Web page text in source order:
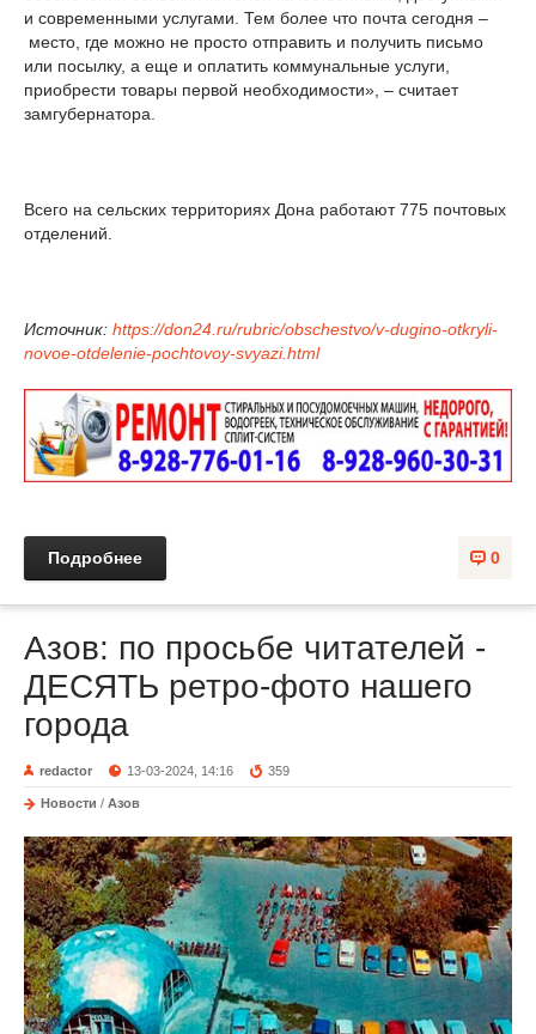
и современными услугами. Тем более что почта сегодня –
место, где можно не просто отправить и получить письмо
или посылку, а еще и оплатить коммунальные услуги,
приобрести товары первой необходимости», – считает
замгубернатора.
Всего на сельских территориях Дона работают 775 почтовых
отделений.
Источник: https://don24.ru/rubric/obschestvo/v-dugino-otkryli-
novoe-otdelenie-pochtovoy-svyazi.html
0
Подробнее
Азов: по просьбе читателей -
ДЕСЯТЬ ретро-фото нашего
города
redactor 13-03-2024, 14:16 359
Новости / Азов